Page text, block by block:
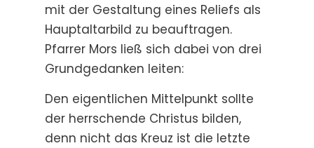
mit der Gestaltung eines Reliefs als
Hauptaltarbild zu beauftragen.
Pfarrer Mors ließ sich dabei von drei
Grundgedanken leiten:
Den eigentlichen Mittelpunkt sollte
der herrschende Christus bilden,
denn nicht das Kreuz ist die letzte